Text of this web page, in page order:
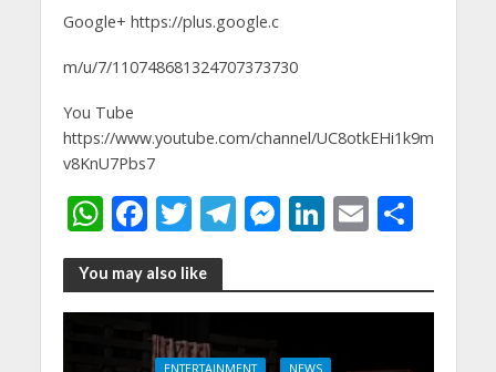
Google+ https://plus.google.c
m/u/7/110748681324707373730
You Tube
https://www.youtube.com/channel/UC8otkEHi1k9m
v8KnU7Pbs7
W
h
at
s
F
ac
e
b
o
T
w
itt
er
T
e
gr
a
M
ss
e
n
Li
k
e
dI
E
ai
l
S
ar
e
You may also like
ENTERTAINMENT NEWS